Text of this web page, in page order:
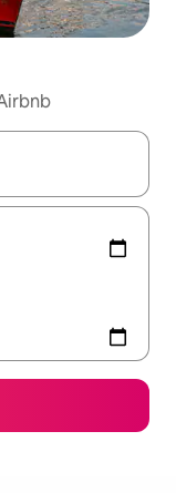
maak je een keuze